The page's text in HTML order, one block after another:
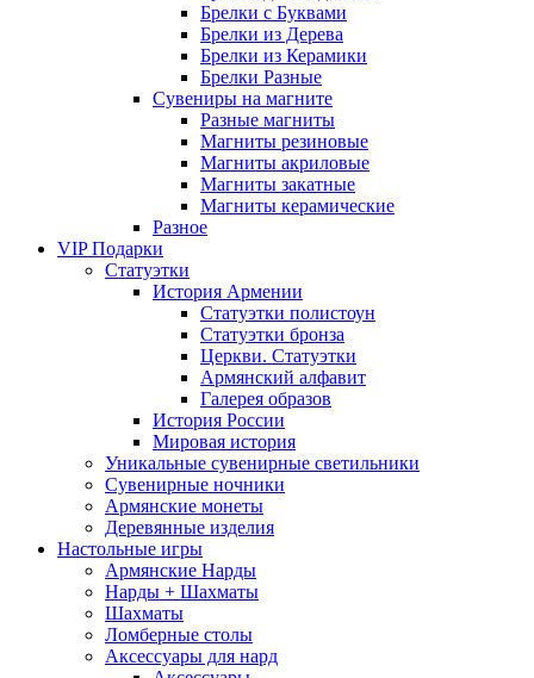
Брелки с Буквами
Брелки из Дерева
Брелки из Керамики
Брелки Разные
Сувениры на магните
Разные магниты
Магниты резиновые
Магниты акриловые
Магниты закатные
Магниты керамические
Разное
VIP Подарки
Статуэтки
История Армении
Статуэтки полистоун
Статуэтки бронза
Церкви. Статуэтки
Армянский алфавит
Галерея образов
История России
Мировая история
Уникальные сувенирные светильники
Сувенирные ночники
Армянские монеты
Деревянные изделия
Настольные игры
Армянские Нарды
Нарды + Шахматы
Шахматы
Ломберные столы
Аксессуары для нард